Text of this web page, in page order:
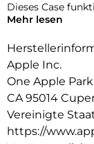
Dieses Case
Es kommt mit
überträgt.
Mit integrierten
ausrichten, hält
schnelleres
einfach im Case
leg es auf dein
Mehr lesen
Apple Inc.
One Apple
CA 95014
Vereinigte
https://